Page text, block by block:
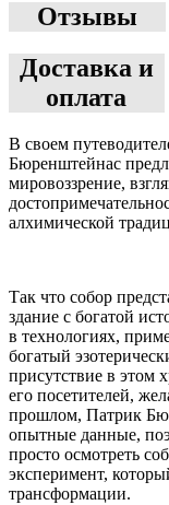
Отзывы
Доставка и
оплата
В своем
Бюренштейнас
мировоззрение,
алхимической
Так что собор
здание с богатой
в технологиях,
богатый
присутствие в этом
его посетителей,
прошлом, Патрик
опытные данные,
просто осмотреть
эксперимент,
трансформации.